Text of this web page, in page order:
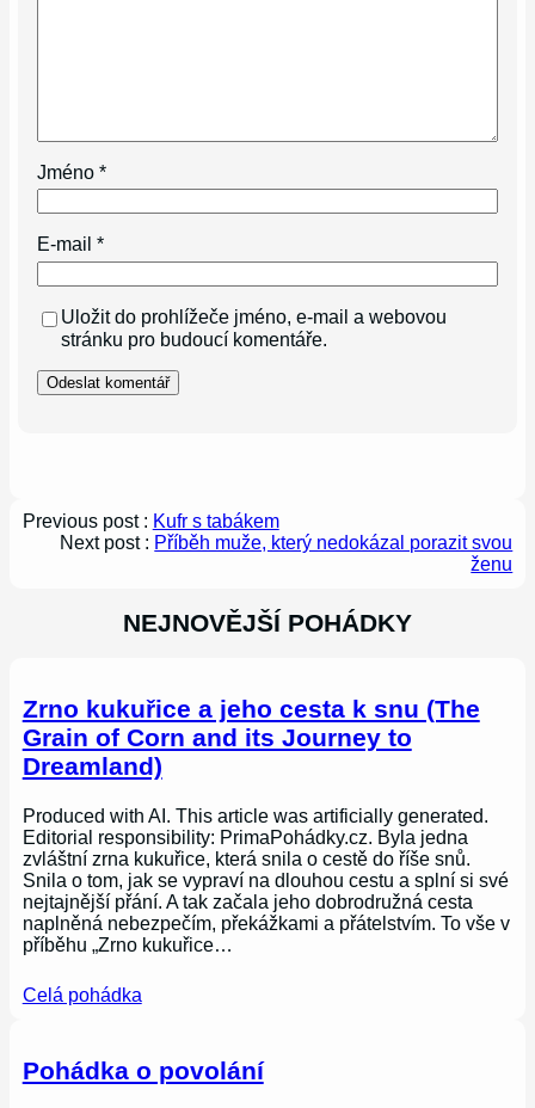
Jméno*
E-mail*
Uložit do prohlížeče jméno, e-mail a webovou
stránku pro budoucí komentáře.
Previous post : Kufr s tabákem
Next post : Příběh muže, který nedokázal porazit svou
ženu
NEJNOVĚJŠÍ POHÁDKY
Zrno kukuřice a jeho cesta k snu (The
Grain of Corn and its Journey to
Dreamland)
Produced with AI. This article was artificially generated.
Editorial responsibility: PrimaPohádky.cz. Byla jedna
zvláštní zrna kukuřice, která snila o cestě do říše snů.
Snila o tom, jak se vypraví na dlouhou cestu a splní si své
nejtajnější přání. A tak začala jeho dobrodružná cesta
naplněná nebezpečím, překážkami a přátelstvím. To vše v
příběhu „Zrno kukuřice…
Celá pohádka
Pohádka o povolání